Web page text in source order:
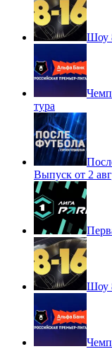
Шоу
тура
Выпуск от 2
Шоу